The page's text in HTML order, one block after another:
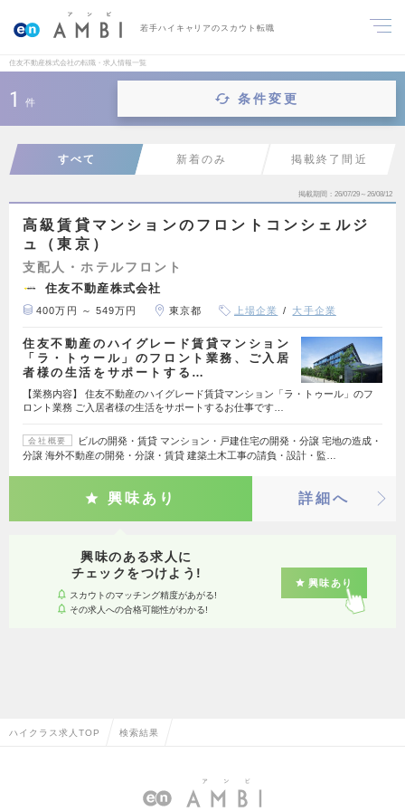
若手ハイキャリアのスカウト転職
住友不動産株式会社の転職・求人情報一覧
1 件 条件変更
すべて 新着のみ 掲載終了間近
掲載期間 26/07/29～26/08/12
高級賃貸マンションのフロントコンシェルジ
ュ（東京）
支配人・ホテルフロント
住友不動産株式会社
400万円 ～ 549万円 東京都 上場企業 大手企業
住友不動産のハイグレード賃貸マンション
「ラ・トゥール」のフロント業務、ご入居
者様の生活をサポートする…
【業務内容】 住友不動産のハイグレード賃貸マンション「ラ・トゥール」のフ
ロント業務 ご入居者様の生活をサポートするお仕事です…
会社概要
ビルの開発・賃貸 マンション・戸建住宅の開発・分譲 宅地の造成・
分譲 海外不動産の開発・分譲・賃貸 建築土木工事の請負・設計・監…
興味あり 詳細へ
興味のある求人に
チェックをつけよう!
スカウトのマッチング精度があがる!
その求人への合格可能性がわかる!
興味あり
ハイクラス求人TOP 検索結果